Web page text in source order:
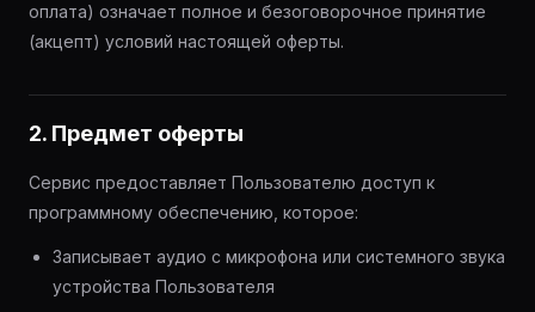
оплата) означает полное и безоговорочное принятие
(акцепт) условий настоящей оферты.
2. Предмет оферты
Сервис предоставляет Пользователю доступ к
программному обеспечению, которое:
Записывает аудио с микрофона или системного звука
устройства Пользователя